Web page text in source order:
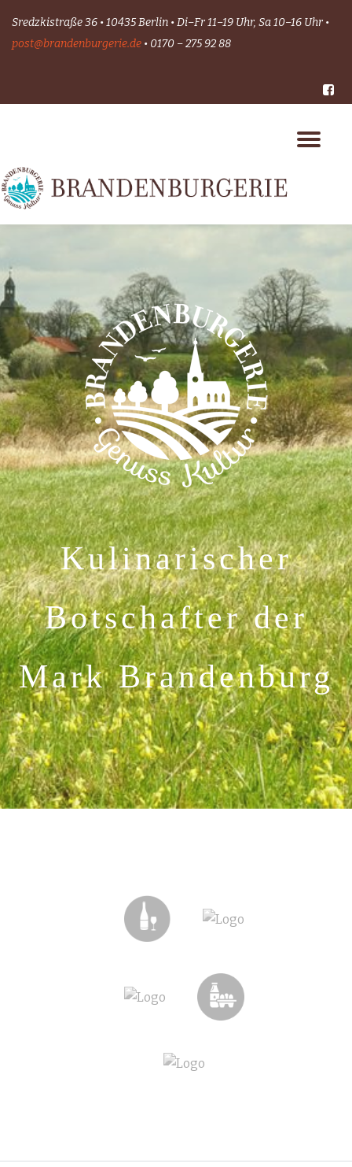
Skip
Sredzkistraße 36 • 10435 Berlin • Di–Fr 11–19 Uhr, Sa 10–16 Uhr •
post@brandenburgerie.de • 0170 – 275 92 88
Kulinarischer
Botschafter der
Mark Brandenburg